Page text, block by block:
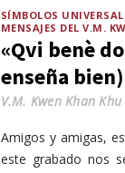
SÍMBOLOS
MENSAJES DEL V.M.
«Qvi benè
enseña bien)
V.M. Kwen Khan Khu
Amigos y amigas,
este grabado nos